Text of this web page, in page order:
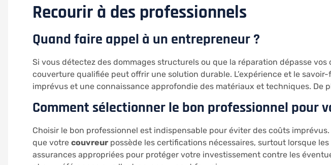
Recourir à des professionnels
Quand faire appel à un entrepreneur ?
Si vous détectez des dommages structurels ou que la réparation dépasse vos
couverture qualifiée peut offrir une solution durable. L’expérience et le
imprévus et une connaissance approfondie des matériaux et techniques. De
Comment sélectionner le bon professionnel pour
Choisir le bon professionnel est indispensable pour éviter des coûts
que votre couvreur possède les certifications nécessaires, surtout lorsque les
assurances appropriées pour protéger votre investissement contre les